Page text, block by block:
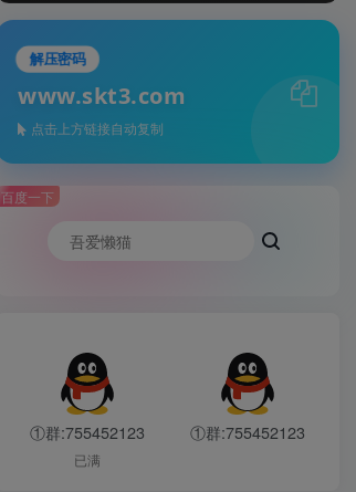
解压密码
www.skt3.com
点击上方链接自动复制
百度一下
①群:755452123
已满
①群:755452123